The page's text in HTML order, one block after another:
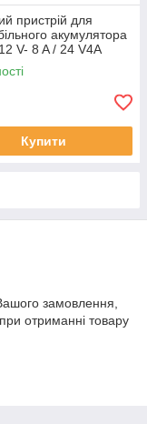
пристрій для
акумулятора
V- 8 A / 24 V4A
Купити
замовлення,
отриманні товару
і офіційних